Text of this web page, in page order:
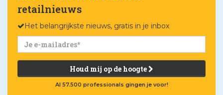
retailnieuws
Het belangrijkste nieuws, gratis in je inbox
Houd mij op de hoogte
Al 57.500 professionals gingen je voor!